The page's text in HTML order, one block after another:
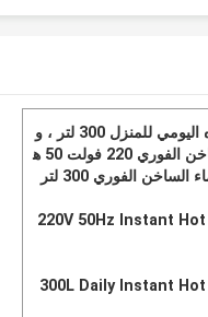
جهاز تنقية المياه اليومي للمنزل 300 لتر ، و
موزع الماء الساخن الفوري 220 فولت 50 ه
الفوري 300 لتر
220V 50Hz Instant
300L Daily Instant